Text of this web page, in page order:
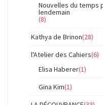
Nouvelles du temps
lendemain
(8)
Kathya de Brinon(28)
l'Atelier des Cahiers(6)
Elisa Haberer(1)
Gina Kim(1)